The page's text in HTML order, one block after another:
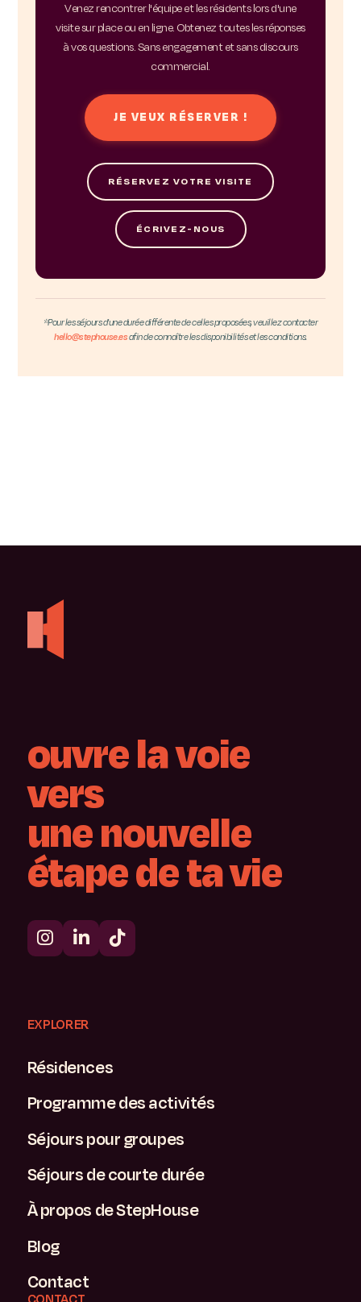
Venez rencontrer l'équipe et les résidents lors d'une
visite sur place ou en ligne. Obtenez toutes les réponses
à vos questions. Sans engagement et sans discours
commercial.
JE VEUX RÉSERVER !
RÉSERVEZ VOTRE VISITE
ÉCRIVEZ-NOUS
*Pour les séjours d'une durée différente de celles proposées, veuillez contacter
hello@stephouse.esafin de connaître les disponibilités et les conditions.
ouvrelavoie
vers
unenouvelle
étapedetavie
EXPLORER
Résidences
Programme des activités
Séjours pour groupes
Séjours de courte durée
À propos de StepHouse
Blog
Contact